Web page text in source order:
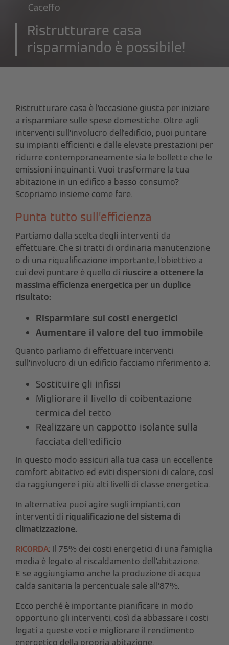
Caceffo
Ristrutturare casa
risparmiando è possibile!
Ristrutturare casa è l’occasione giusta per iniziare
a risparmiare sulle spese domestiche. Oltre agli
interventi sull’involucro dell'edificio, puoi puntare
su impianti efficienti e dalle elevate prestazioni per
ridurre contemporaneamente sia le bollette che le
emissioni inquinanti. Vuoi trasformare la tua
abitazione in un edifico a basso consumo?
Scopriamo insieme come fare.
Punta tutto sull’efficienza
Partiamo dalla scelta degli interventi da
effettuare. Che si tratti di ordinaria manutenzione
o di una riqualificazione importante, l’obiettivo a
cui devi puntare è quello di riuscire a ottenere la
massima efficienza energetica per un duplice
risultato:
Risparmiare sui costi energetici
Aumentare il valore del tuo immobile
Quanto parliamo di effettuare interventi
sull’involucro di un edificio facciamo riferimento a:
Sostituire gli infissi
Migliorare il livello di coibentazione
termica del tetto
Realizzare un cappotto isolante sulla
facciata dell’edificio
In questo modo assicuri alla tua casa un eccellente
comfort abitativo ed eviti dispersioni di calore, così
da raggiungere i più alti livelli di classe energetica.
In alternativa puoi agire sugli impianti, con
interventi di riqualificazione del sistema di
climatizzazione.
RICORDA: Il 75% dei costi energetici di una famiglia
media è legato al riscaldamento dell’abitazione.
E se aggiungiamo anche la produzione di acqua
calda sanitaria la percentuale sale all’87%.
Ecco perché è importante pianificare in modo
opportuno gli interventi, così da abbassare i costi
legati a queste voci e migliorare il rendimento